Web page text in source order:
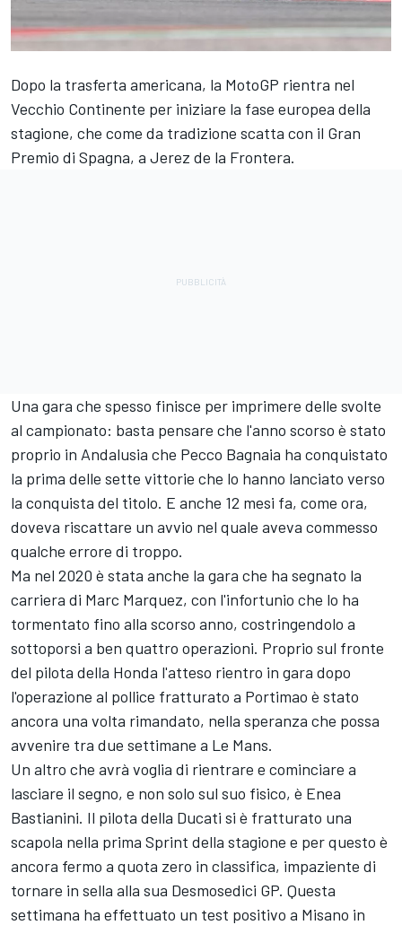
Dopo la trasferta americana, la MotoGP rientra nel
Vecchio Continente per iniziare la fase europea della
stagione, che come da tradizione scatta con il Gran
Premio di Spagna, a Jerez de la Frontera.
Una gara che spesso finisce per imprimere delle svolte
al campionato: basta pensare che l'anno scorso è stato
proprio in Andalusia che Pecco Bagnaia ha conquistato
la prima delle sette vittorie che lo hanno lanciato verso
la conquista del titolo. E anche 12 mesi fa, come ora,
doveva riscattare un avvio nel quale aveva commesso
qualche errore di troppo.
Ma nel 2020 è stata anche la gara che ha segnato la
carriera di Marc Marquez, con l'infortunio che lo ha
tormentato fino alla scorso anno, costringendolo a
sottoporsi a ben quattro operazioni. Proprio sul fronte
del pilota della Honda l'atteso rientro in gara dopo
l'operazione al pollice fratturato a Portimao è stato
ancora una volta rimandato, nella speranza che possa
avvenire tra due settimane a Le Mans.
Un altro che avrà voglia di rientrare e cominciare a
lasciare il segno, e non solo sul suo fisico, è Enea
Bastianini. Il pilota della Ducati si è fratturato una
scapola nella prima Sprint della stagione e per questo è
ancora fermo a quota zero in classifica, impaziente di
tornare in sella alla sua Desmosedici GP. Questa
settimana ha effettuato un test positivo a Misano in